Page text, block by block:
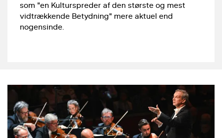
som "en Kulturspreder af den største og mest
vidtrækkende Betydning" mere aktuel end
nogensinde.